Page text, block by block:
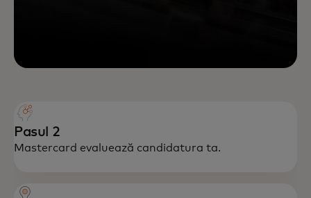
Pasul 2
Mastercard evaluează candidatura ta.